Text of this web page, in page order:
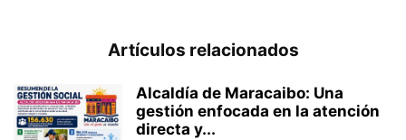
Artículos relacionados
Alcaldía de Maracaibo: Una
gestión enfocada en la atención
directa y...